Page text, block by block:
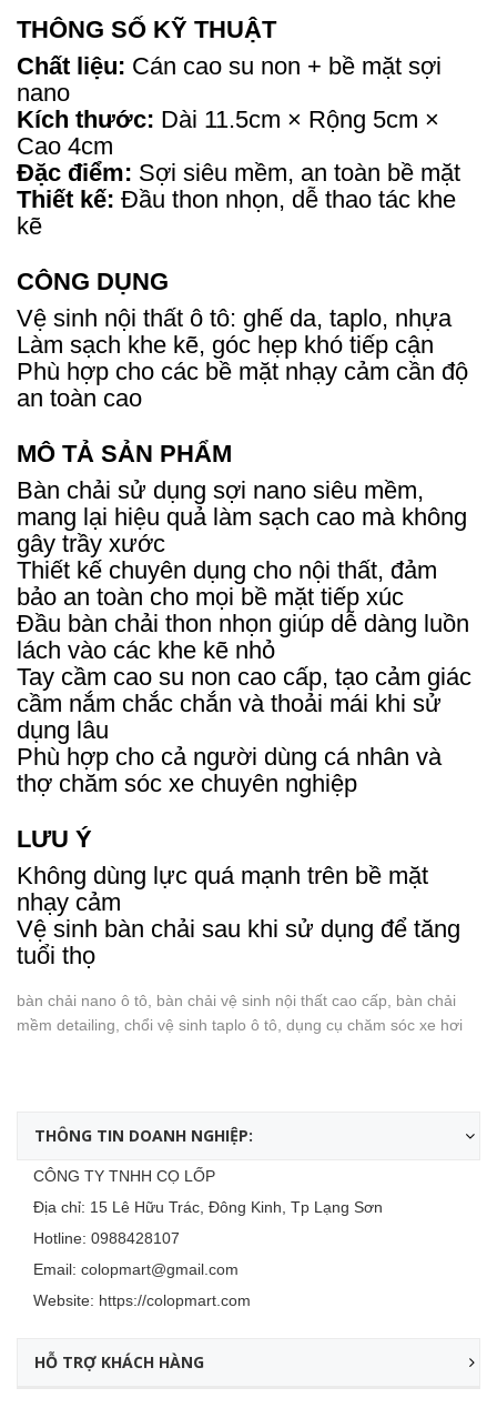
THÔNG SỐ KỸ THUẬT
Chất liệu: Cán cao su non + bề mặt sợi
nano
Kích thước: Dài 11.5cm × Rộng 5cm ×
Cao 4cm
Đặc điểm: Sợi siêu mềm, an toàn bề mặt
Thiết kế: Đầu thon nhọn, dễ thao tác khe
kẽ
CÔNG DỤNG
Vệ sinh nội thất ô tô: ghế da, taplo, nhựa
Làm sạch khe kẽ, góc hẹp khó tiếp cận
Phù hợp cho các bề mặt nhạy cảm cần độ
an toàn cao
MÔ TẢ SẢN PHẨM
Bàn chải sử dụng sợi nano siêu mềm,
mang lại hiệu quả làm sạch cao mà không
gây trầy xước
Thiết kế chuyên dụng cho nội thất, đảm
bảo an toàn cho mọi bề mặt tiếp xúc
Đầu bàn chải thon nhọn giúp dễ dàng luồn
lách vào các khe kẽ nhỏ
Tay cầm cao su non cao cấp, tạo cảm giác
cầm nắm chắc chắn và thoải mái khi sử
dụng lâu
Phù hợp cho cả người dùng cá nhân và
thợ chăm sóc xe chuyên nghiệp
LƯU Ý
Không dùng lực quá mạnh trên bề mặt
nhạy cảm
Vệ sinh bàn chải sau khi sử dụng để tăng
tuổi thọ
bàn chải nano ô tô, bàn chải vệ sinh nội thất cao cấp, bàn chải
mềm detailing, chổi vệ sinh taplo ô tô, dụng cụ chăm sóc xe hơi
THÔNG TIN DOANH NGHIỆP:
CÔNG TY TNHH CỌ LỐP
Địa chỉ: 15 Lê Hữu Trác, Đông Kinh, Tp Lạng Sơn
Hotline: 0988428107
Email: colopmart@gmail.com
Website: https://colopmart.com
HỖ TRỢ KHÁCH HÀNG